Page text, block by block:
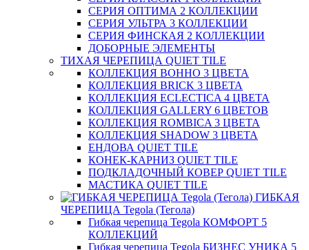
СЕРИЯ ОПТИМА 2 КОЛЛЕКЦИИ
СЕРИЯ УЛЬТРА 3 КОЛЛЕКЦИИ
СЕРИЯ ФИНСКАЯ 2 КОЛЛЕКЦИИ
ДОБОРНЫЕ ЭЛЕМЕНТЫ
ТИХАЯ ЧЕРЕПИЦА QUIET TILE
КОЛЛЕКЦИЯ BOHHO 3 ЦВЕТА
КОЛЛЕКЦИЯ BRICK 3 ЦВЕТА
КОЛЛЕКЦИЯ ECLECTICA 4 ЦВЕТА
КОЛЛЕКЦИЯ GALLERY 6 ЦВЕТОВ
КОЛЛЕКЦИЯ ROMBICA 3 ЦВЕТА
КОЛЛЕКЦИЯ SHADOW 3 ЦВЕТА
ЕНДОВА QUIET TILE
КОНЕК-КАРНИЗ QUIET TILE
ПОДКЛАДОЧНЫЙ КОВЕР QUIET TILE
МАСТИКА QUIET TILE
ГИБКАЯ
ЧЕРЕПИЦА Tegola (Тегола)
Гибкая черепица Tegola КОМФОРТ 5
КОЛЛЕКЦИЙ
Гибкая черепица Tegola БИЗНЕС УНИКА 5